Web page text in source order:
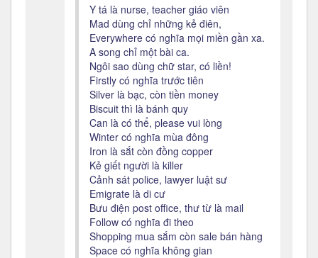
Y tá là nurse, teacher giáo viên
Mad dùng chỉ những kẻ điên,
Everywhere có nghĩa mọi miền gần xa.
A song chỉ một bài ca.
Ngôi sao dùng chữ star, có liền!
Firstly có nghĩa trước tiên
Silver là bạc, còn tiền money
Biscuit thì là bánh quy
Can là có thể, please vui lòng
Winter có nghĩa mùa đông
Iron là sắt còn đồng copper
Kẻ giết người là killer
Cảnh sát police, lawyer luật sư
Emigrate là di cư
Bưu điện post office, thư từ là mail
Follow có nghĩa đi theo
Shopping mua sắm còn sale bán hàng
Space có nghĩa không gian